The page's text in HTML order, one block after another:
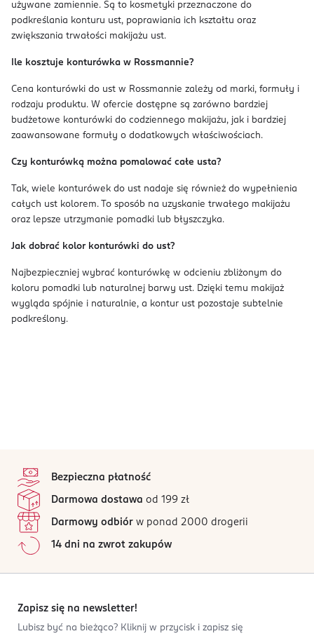
używane zamiennie. Są to kosmetyki przeznaczone do
podkreślania konturu ust, poprawiania ich kształtu oraz
zwiększania trwałości makijażu ust.
Ile kosztuje konturówka w Rossmannie?
Cena konturówki do ust w Rossmannie zależy od marki, formuły i
rodzaju produktu. W ofercie dostępne są zarówno bardziej
budżetowe konturówki do codziennego makijażu, jak i bardziej
zaawansowane formuły o dodatkowych właściwościach.
Czy konturówką można pomalować całe usta?
Tak, wiele konturówek do ust nadaje się również do wypełnienia
całych ust kolorem. To sposób na uzyskanie trwałego makijażu
oraz lepsze utrzymanie pomadki lub błyszczyka.
Jak dobrać kolor konturówki do ust?
Najbezpieczniej wybrać konturówkę w odcieniu zbliżonym do
koloru pomadki lub naturalnej barwy ust. Dzięki temu makijaż
wygląda spójnie i naturalnie, a kontur ust pozostaje subtelnie
podkreślony.
Bezpieczna płatność
Darmowa dostawa od 199 zł
Darmowy odbiór w ponad 2000 drogerii
14 dni na zwrot zakupów
Zapisz się na newsletter!
Lubisz być na bieżąco? Kliknij w przycisk i zapisz się